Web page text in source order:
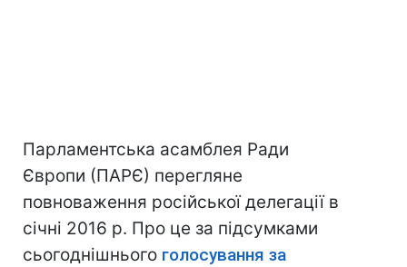
Парламентська асамблея Ради
Європи (ПАРЄ) перегляне
повноваження російської делегації в
січні 2016 р. Про це за підсумками
сьогоднішнього голосування за